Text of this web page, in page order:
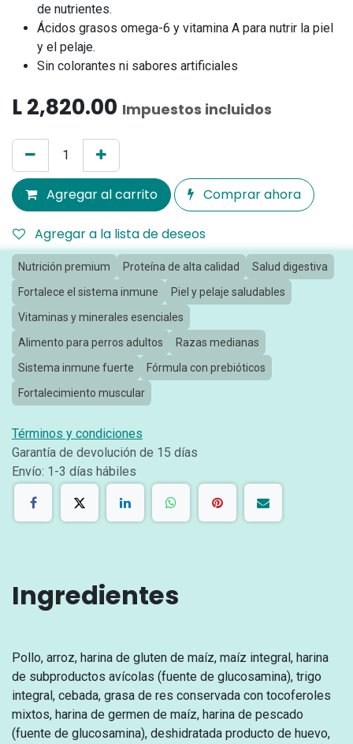
de nutrientes.
Ácidos grasos omega-6 y vitamina A para nutrir la piel
y el pelaje.
Sin colorantes ni sabores artificiales
L2,820.00 Impuestos incluidos
Agregar al carrito Comprar ahora
Agregar a la lista de deseos
Nutrición premium Proteína de alta calidad
Salud digestiva
Fortalece el sistema inmune
Piel y pelaje saludables
Vitaminas y minerales esenciales
Alimento para perros adultos
Razas medianas
Sistema inmune fuerte
Fórmula con prebióticos
Fortalecimiento muscular
Términos y condiciones
Garantía de devolución de 15 días
Envío: 1-3 días hábiles
Ingredientes
Pollo, arroz, harina de gluten de maíz, maíz integral, harina
de subproductos avícolas (fuente de glucosamina), trigo
integral, cebada, grasa de res conservada con tocoferoles
mixtos, harina de germen de maíz, harina de pescado
(fuente de glucosamina), deshidratada producto de huevo,